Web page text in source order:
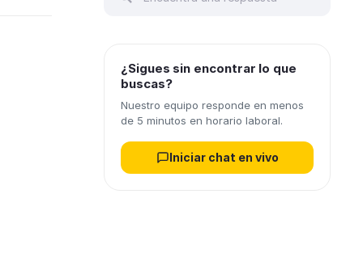
¿Sigues sin encontrar lo que
buscas?
Nuestro equipo responde en menos
de 5 minutos en horario laboral.
Iniciar chat en vivo